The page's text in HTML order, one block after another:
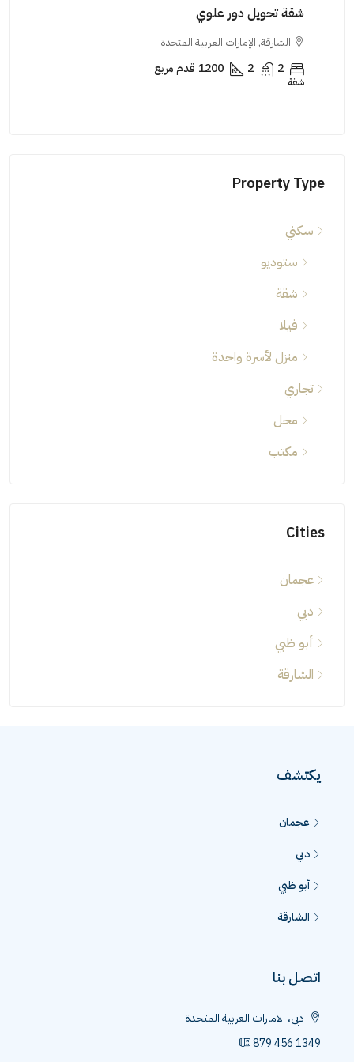
شقة تحويل دور علوي
الشارقة, الإمارات العربية المتحدة
2
2
1200 قدم مربع
شقة
Property Type
سكني
ستوديو
شقة
فيلا
منزل لأسرة واحدة
تجاري
محل
مكتب
Cities
عجمان
دبي
أبو ظبي
الشارقة
يكتشف
عجمان
دبي
أبو ظبي
الشارقة
اتصل بنا
دبى، الامارات العربية المتحدة
879 456 1349